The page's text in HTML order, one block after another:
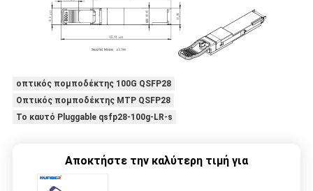
οπτικός πομποδέκτης 100G QSFP28
Οπτικός πομποδέκτης MTP QSFP28
Το καυτό Pluggable qsfp28-100g-LR-s
Αποκτήστε την καλύτερη τιμή για